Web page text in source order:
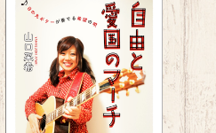
自由と愛国のマーチ～日の丸ギ
ターが奏でる希望の唄～
¥1,650